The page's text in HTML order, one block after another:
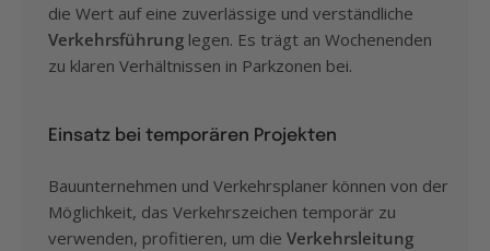
die Wert auf eine zuverlässige und verständliche
Verkehrsführung legen. Es trägt an Wochenenden
zu klaren Verhältnissen in Parkzonen bei.
Einsatz bei temporären Projekten
Bauunternehmen und Verkehrsplaner können von der
Möglichkeit, das Verkehrszeichen temporär zu
verwenden, profitieren, um die Verkehrsleitung